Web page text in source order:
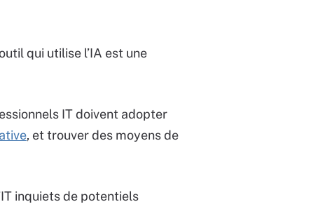
qui utilise l’IA est une
IT doivent adopter
, et trouver des moyens de
inquiets de potentiels